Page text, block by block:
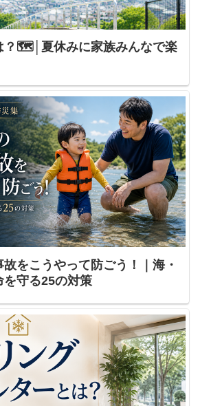
？🗺️│夏休みに家族みんなで楽
をこうやって防ごう！｜海・
を守る25の対策